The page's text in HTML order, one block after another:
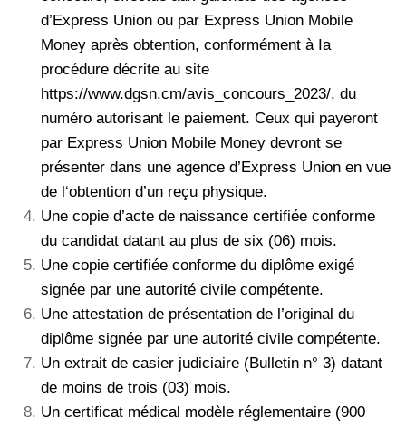
d’Express Union ou par Express Union Mobile
Money après obtention, conformément à Ia
procédure décrite au site
https://www.dgsn.cm/avis_concours_2023/, du
numéro autorisant le paiement. Ceux qui payeront
par Express Union Mobile Money devront se
présenter dans une agence d’Express Union en vue
de l‘obtention d’un reçu physique.
Une copie d’acte de naissance certifiée conforme
du candidat datant au plus de six (06) mois.
Une copie certifiée conforme du diplôme exigé
signée par une autorité civile compétente.
Une attestation de présentation de l’original du
diplôme signée par une autorité civile compétente.
Un extrait de casier judiciaire (Bulletin n° 3) datant
de moins de trois (03) mois.
Un certificat médical modèle réglementaire (900